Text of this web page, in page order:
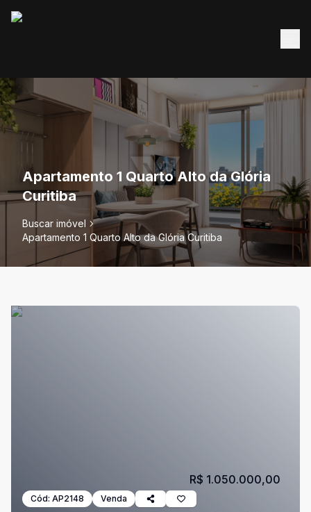
Apartamento 1 Quarto Alto da Glória
Curitiba
Buscar imóvel
Apartamento 1 Quarto Alto da Glória Curitiba
Cód: AP2148 Venda
R$ 1.050.000,00